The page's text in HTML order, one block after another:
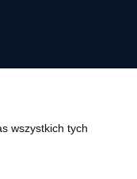
korzystanie lub
wszystkich tych